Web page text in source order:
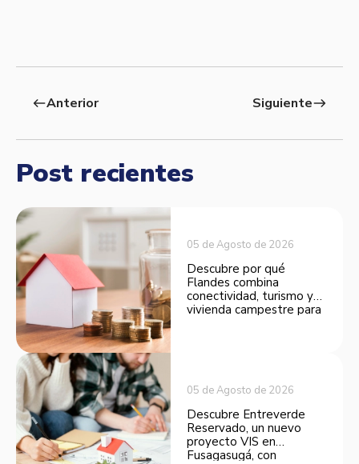
westAnterior Siguienteeast
Post recientes
05 de Agosto de 2026
Descubre por qué
Flandes combina
conectividad, turismo y
vivienda campestre para
05 de Agosto de 2026
Descubre Entreverde
Reservado, un nuevo
proyecto VIS en
Fusagasugá, con